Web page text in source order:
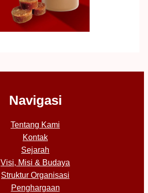
Navigasi
Tentang Kami
Kontak
Sejarah
Visi, Misi & Budaya
Struktur Organisasi
Penghargaan